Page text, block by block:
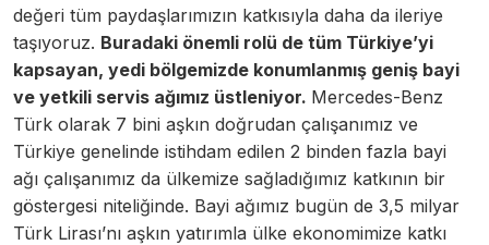
değeri tüm paydaşlarımızın katkısıyla daha da ileriye
taşıyoruz. Buradaki önemli rolü de tüm Türkiye’yi
kapsayan, yedi bölgemizde konumlanmış geniş bayi
ve yetkili servis ağımız üstleniyor. Mercedes-Benz
Türk olarak 7 bini aşkın doğrudan çalışanımız ve
Türkiye genelinde istihdam edilen 2 binden fazla bayi
ağı çalışanımız da ülkemize sağladığımız katkının bir
göstergesi niteliğinde. Bayi ağımız bugün de 3,5 milyar
Türk Lirası’nı aşkın yatırımla ülke ekonomimize katkı